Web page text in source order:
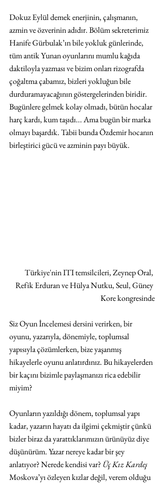
Dokuz Eylül demek enerjinin, çalışmanın,
azmin ve özverinin adıdır. Bölüm sekreterimiz
Hanife Gürbulak’ın bile yokluk günlerinde,
tüm antik Yunan oyunlarını mumlu kağıda
daktiloyla yazması ve bizim onları rizografda
çoğaltma çabamız, bizleri yokluğun bile
durduramayacağının göstergelerinden biridir.
Bugünlere gelmek kolay olmadı, bütün hocalar
harç kardı, kum taşıdı... Ama bugün bir marka
olmayı başardık. Tabii bunda Özdemir hocanın
birleştirici gücü ve azminin payı büyük.
Türkiye'nin ITI temsilcileri, Zeynep Oral,
Refik Erduran ve Hülya Nutku, Seul, Güney
Kore kongresinde
Siz Oyun İncelemesi dersini verirken, bir
oyunu, yazarıyla, dönemiyle, toplumsal
yapısıyla çözümlerken, bize yaşanmış
hikayelerle oyunu anlatırdınız. Bu hikayelerden
bir kaçını bizimle paylaşmanızı rica edebilir
miyim?
Oyunların yazıldığı dönem, toplumsal yapı
kadar, yazarın hayatı da ilgimi çekmiştir çünkü
bizler biraz da yarattıklarımızın ürünüyüz diye
düşünürüm. Yazar nereye kadar bir şey
anlatıyor? Nerede kendisi var? Üç Kız Kardeş
Moskova’yı özleyen kızlar değil, verem olduğu